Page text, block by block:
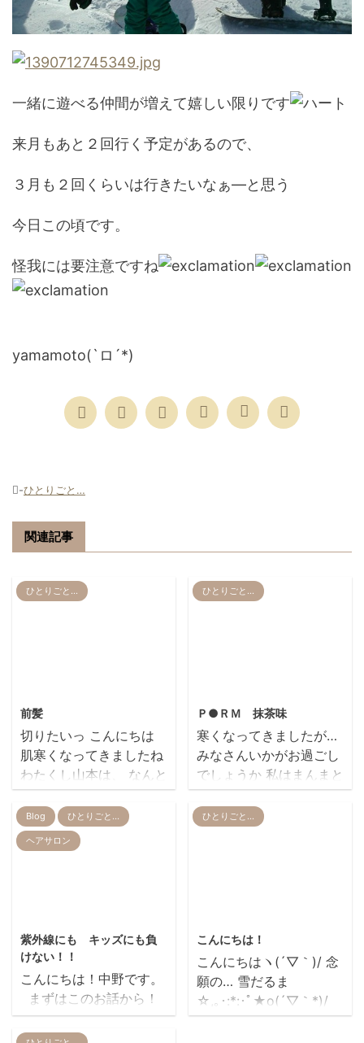
一緒に遊べる仲間が増えて嬉しい限りです
来月もあと２回行く予定があるので、
３月も２回くらいは行きたいなぁ―と思う
今日この頃です。
怪我には要注意ですね
yamamoto(`ロ´*)
-ひとりごと…
関連記事
ひとりごと…
前髪
切りたいっ こんにちは
肌寒くなってきましたね
わたくし山本は、 なんと
前髪を伸ばしておりま
す。 心底どうでもいいで
すね笑 長い間、眉上をキ
ープしていた私の前髪…
そんなに伸ばしてるの
か？ ズバリ大人っぽく見
られたいからです・:*:・
(●´Д｀●)・:*:・ …とい
うのは建前で 目標達成ま
ひとりごと…
Ｐ●ＲＭ 抹茶味
寒くなってきましたが…
みなさんいかがお過ごし
でしょうか 私はまんまと
風邪をひきました笑 毛布
は面倒くさがらずに 早め
いえばアイスですよね い
ま私の家の冷凍庫は幸せ
いっぱいです。。。 特別
に公開しちゃいましょう
Blog ひとりごと…
ヘアサロン
紫外線にも キッズにも負
けない！！
こんにちは！中野です。
まずはこのお話から！
５月は １年の中でも１
番紫外線の強い時期です
ひとりごと…
こんにちは！
こんにちはヽ(´▽｀)/ 念
願の… 雪だるま
☆,｡･:*:･ﾟ★o(´▽｀*)/
作っちゃいましたぁ！ 手